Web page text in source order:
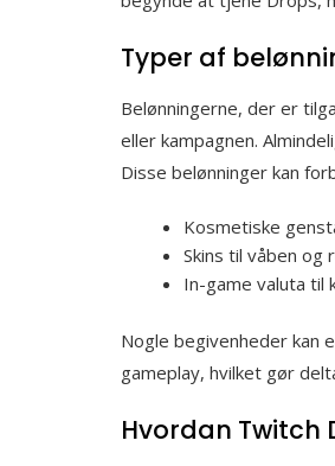
Typer af
Belønningerne, der er
eller kampagnen.
Disse belønninger kan
Kosmetiske
Skins til våben og
In-game valuta til
Nogle begivenheder kan
gameplay, hvilket gør
Hvordan Twitch